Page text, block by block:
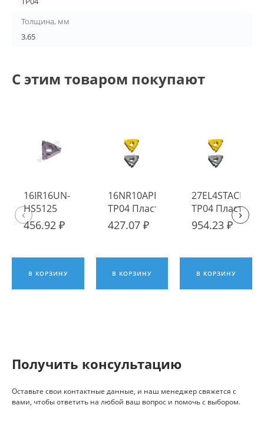
Толщина, мм
3.65
С этим товаром покупают
16IR16UN-
HS5125
Пластина
456.92 ₽
В КОРЗИНУ
16NR10APIRD
TP04 Пластина
твердосплавная
427.07 ₽
В КОРЗИНУ
27EL4STACME
TP04 Пластина
954.23 ₽
В КОРЗИНУ
‹ ›
Получить консультацию
Оставьте свои контактные данные, и наш менеджер свяжется с
вами, чтобы ответить на любой ваш вопрос и помочь с выбором.